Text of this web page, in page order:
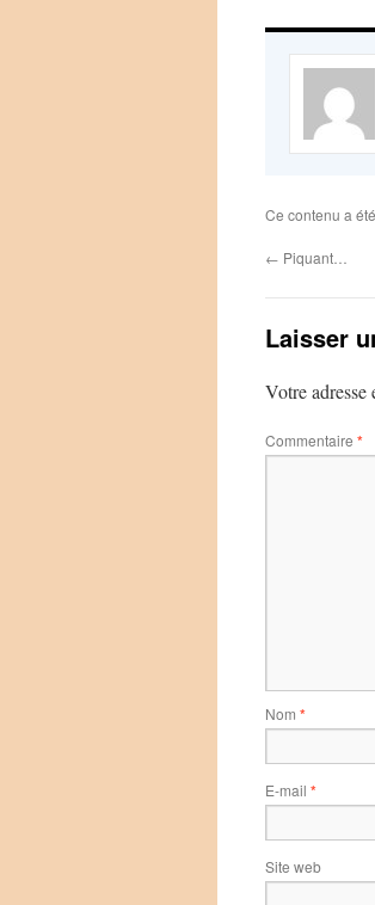
Ce contenu a
← Piquant…
Laisser
Votre adresse
Commentaire *
Nom *
E-mail *
Site web